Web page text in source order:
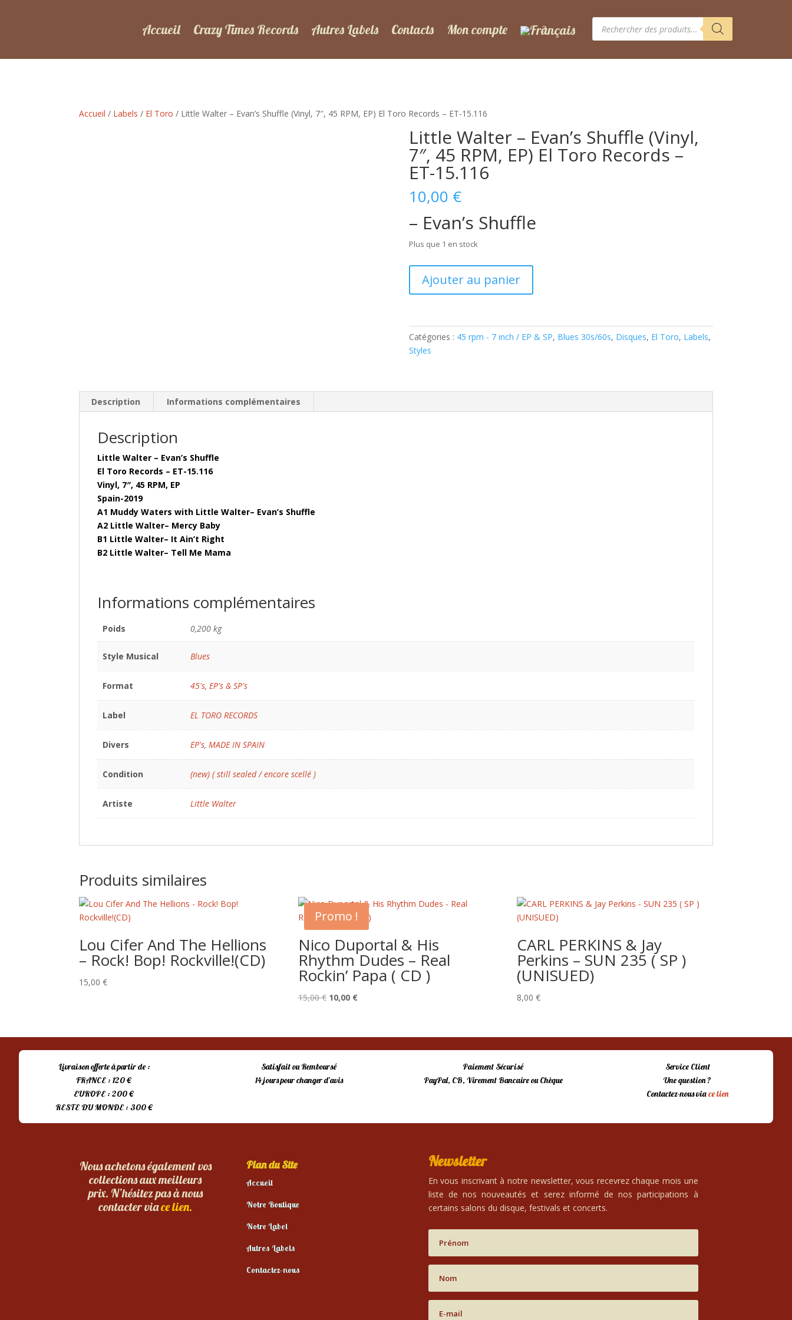
Accueil Crazy Times Records Autres Labels Contacts Mon compte
Recherche
produits
Accueil / Labels / El Toro / Little Walter – Evan’s Shuffle (Vinyl, 7″, 45 RPM, EP) El Toro Records – ET-15.116
Little Walter – Evan’s Shuffle (Vinyl,
7″, 45 RPM, EP) El Toro Records –
ET-15.116
10,00 €
– Evan’s Shuffle
Plus que 1 en stock
Little
–
Evan’s
Shuffle
45
Ajouter au panier
Catégories : 45 rpm - 7 inch / EP & SP, Blues 30s/60s, Disques, El Toro, Labels,
Styles
Description Informations complémentaires
Description
Little Walter – Evan’s Shuffle
El Toro Records – ET-15.116
Vinyl, 7″, 45 RPM, EP
Spain-2019
A1 Muddy Waters with Little Walter– Evan’s Shuffle
A2 Little Walter– Mercy Baby
B1 Little Walter– It Ain’t Right
B2 Little Walter– Tell Me Mama
Informations complémentaires
Poids 0,200 kg
Style Musical Blues
Format 45's, EP's & SP's
Label EL TORO RECORDS
Divers EP's,MADE IN SPAIN
Condition (new) ( still sealed / encore scellé )
Artiste Little Walter
Produits similaires
Lou Cifer And The Hellions
– Rock! Bop! Rockville!(CD)
15,00€
Promo !
Nico Duportal & His
Rhythm Dudes – Real
Rockin’ Papa ( CD )
15,00€ Le
était :
15,00 €.
10,00 €Le
est :
10,00 €.
CARL PERKINS & Jay
Perkins – SUN 235 ( SP )
(UNISUED)
8,00€
Livraison offerte à partir de :
FRANCE : 120 €
EUROPE : 200 €
RESTE DU MONDE : 300 €
Satisfait ou Remboursé
14 jours pour changer d’avis
Paiement Sécurisé
PayPal, CB, Virement Bancaire ou Chèque
Service Client
Une question ?
Contactez-nous viace lien
Nous achetons également vos
collections aux meilleurs
prix. N’hésitez pas à nous
contacter viace lien.
Plan du Site
Accueil
Notre Boutique
Notre Label
Autres Labels
Contactez-nous
Newsletter
En vous inscrivant à notre newsletter, vous recevrez chaque mois une
liste de nos nouveautés et serez informé de nos participations à
certains salons du disque, festivals et concerts.